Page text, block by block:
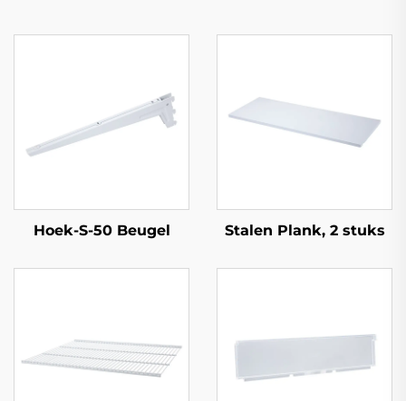
Hoek-S-50 Beugel Stalen Plank, 2 stuks